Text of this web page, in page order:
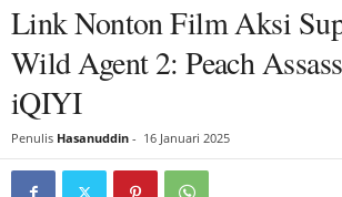
Link Nonton Film Aksi
Wild Agent 2: Peach
iQIYI
Penulis Hasanuddin - 16 Januari 2025